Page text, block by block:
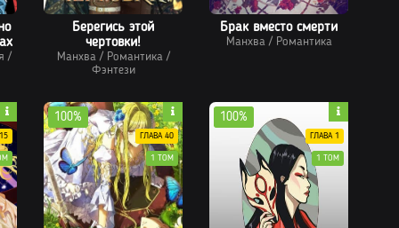
/
Берегись этой
чертовки!
Манхва/ Романтика/
Фэнтези
Брак вместо смерти
Манхва/ Романтика
100%
ГЛАВА 40
1 ТОМ
100%
ГЛАВА 1
1 ТОМ